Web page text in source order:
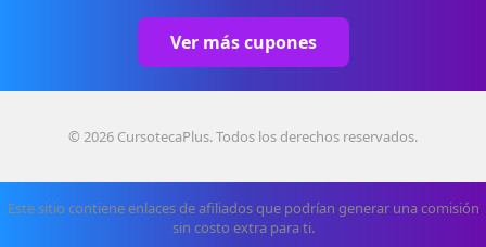
Ver más cupones
© 2026 CursotecaPlus. Todos los derechos reservados.
Este sitio contiene enlaces de afiliados que podrían generar una comisión
sin costo extra para ti.